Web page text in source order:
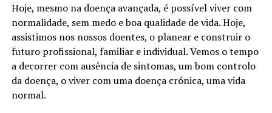
Hoje, mesmo na doença avançada, é possível viver com
normalidade, sem medo e boa qualidade de vida. Hoje,
assistimos nos nossos doentes, o planear e construir o
futuro profissional, familiar e individual. Vemos o tempo
a decorrer com ausência de sintomas, um bom controlo
da doença, o viver com uma doença crónica, uma vida
normal.